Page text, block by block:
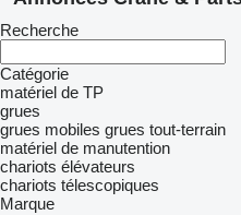
Recherche
Catégorie
matériel de TP
grues
grues mobiles grues tout-terrain
matériel de manutention
chariots élévateurs
chariots télescopiques
Marque